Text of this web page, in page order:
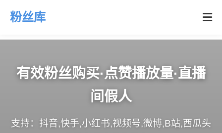
粉丝库
有效粉丝购买·点赞播放量·直播
间假人
支持：抖音,快手,小红书,视频号,微博,B站,西瓜头